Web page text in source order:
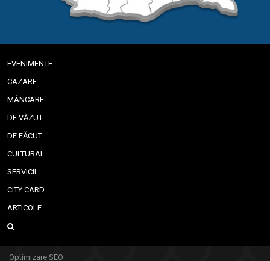
EVENIMENTE
CAZARE
MÂNCARE
DE VĂZUT
DE FĂCUT
CULTURAL
SERVICII
CITY CARD
ARTICOLE
Optimizare SEO